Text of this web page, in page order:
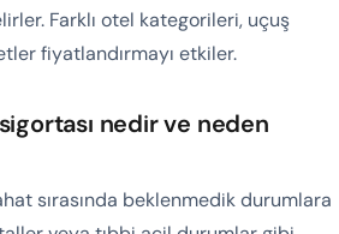
Farklı otel kategorileri, uçuş
fiyatlandırmayı etkiler.
nedir ve neden
sırasında beklenmedik durumlara